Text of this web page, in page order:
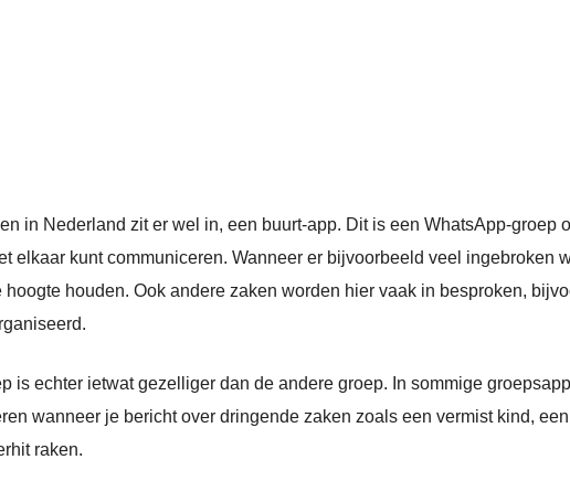
in Nederland zit er wel in, een buurt-app. Dit is een WhatsApp-groep
elkaar kunt communiceren. Wanneer er bijvoorbeeld veel ingebroken
hoogte houden. Ook andere zaken worden hier vaak in besproken,
is echter ietwat gezelliger dan de andere groep. In sommige
wanneer je bericht over dringende zaken zoals een vermist kind,
raken.